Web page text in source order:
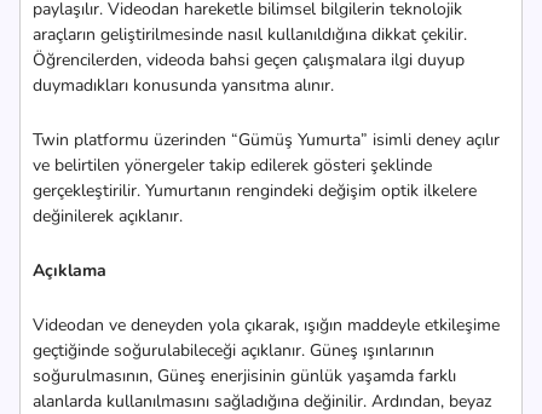
paylaşılır. Videodan hareketle bilimsel bilgilerin teknolojik
araçların geliştirilmesinde nasıl kullanıldığına dikkat çekilir.
Öğrencilerden, videoda bahsi geçen çalışmalara ilgi duyup
duymadıkları konusunda yansıtma alınır.
Twin platformu üzerinden “Gümüş Yumurta” isimli deney açılır
ve belirtilen yönergeler takip edilerek gösteri şeklinde
gerçekleştirilir. Yumurtanın rengindeki değişim optik ilkelere
değinilerek açıklanır.
Açıklama
Videodan ve deneyden yola çıkarak, ışığın maddeyle etkileşime
geçtiğinde soğurulabileceği açıklanır. Güneş ışınlarının
soğurulmasının, Güneş enerjisinin günlük yaşamda farklı
alanlarda kullanılmasını sağladığına değinilir. Ardından, beyaz